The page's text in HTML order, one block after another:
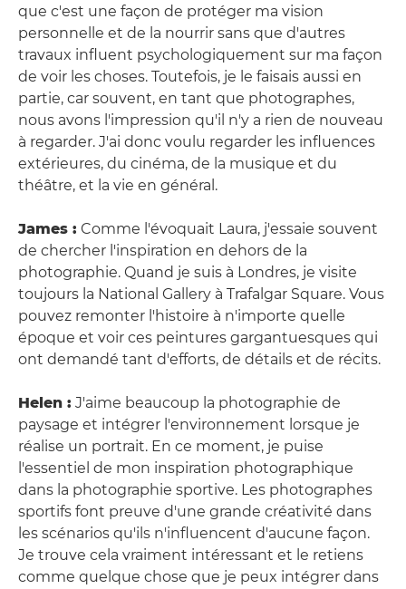
que c'est une façon de protéger ma vision
personnelle et de la nourrir sans que d'autres
travaux influent psychologiquement sur ma façon
de voir les choses. Toutefois, je le faisais aussi en
partie, car souvent, en tant que photographes,
nous avons l'impression qu'il n'y a rien de nouveau
à regarder. J'ai donc voulu regarder les influences
extérieures, du cinéma, de la musique et du
théâtre, et la vie en général.
James : Comme l'évoquait Laura, j'essaie souvent
de chercher l'inspiration en dehors de la
photographie. Quand je suis à Londres, je visite
toujours la National Gallery à Trafalgar Square. Vous
pouvez remonter l'histoire à n'importe quelle
époque et voir ces peintures gargantuesques qui
ont demandé tant d'efforts, de détails et de récits.
Helen : J'aime beaucoup la photographie de
paysage et intégrer l'environnement lorsque je
réalise un portrait. En ce moment, je puise
l'essentiel de mon inspiration photographique
dans la photographie sportive. Les photographes
sportifs font preuve d'une grande créativité dans
les scénarios qu'ils n'influencent d'aucune façon.
Je trouve cela vraiment intéressant et le retiens
comme quelque chose que je peux intégrer dans